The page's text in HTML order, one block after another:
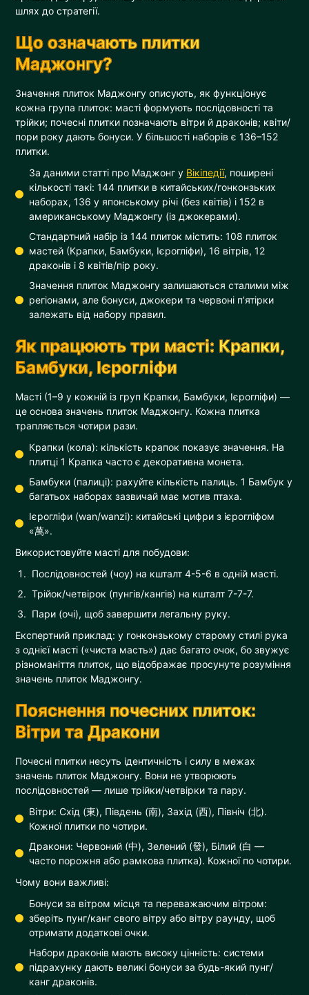
шлях до стратегії.
Що означають плитки
Маджонгу?
Значення плиток Маджонгу описують, як функціонує
кожна група плиток: масті формують послідовності та
трійки; почесні плитки позначають вітри й драконів; квіти/
пори року дають бонуси. У більшості наборів є 136–152
плитки.
За даними статті про Маджонг у Вікіпедії, поширені
кількості такі: 144 плитки в китайських/гонконзьких
наборах, 136 у японському річі (без квітів) і 152 в
американському Маджонгу (із джокерами).
Стандартний набір із 144 плиток містить: 108 плиток
мастей (Крапки, Бамбуки, Ієрогліфи), 16 вітрів, 12
драконів і 8 квітів/пір року.
Значення плиток Маджонгу залишаються сталими між
регіонами, але бонуси, джокери та червоні п’ятірки
залежать від набору правил.
Як працюють три масті: Крапки,
Бамбуки, Ієрогліфи
Масті (1–9 у кожній із груп Крапки, Бамбуки, Ієрогліфи) —
це основа значень плиток Маджонгу. Кожна плитка
трапляється чотири рази.
Крапки (кола): кількість крапок показує значення. На
плитці 1 Крапка часто є декоративна монета.
Бамбуки (палиці): рахуйте кількість палиць. 1 Бамбук у
багатьох наборах зазвичай має мотив птаха.
Ієрогліфи (wan/wanzi): китайські цифри з ієрогліфом
«萬».
Використовуйте масті для побудови:
Послідовностей (чоу) на кшталт 4-5-6 в одній масті.
Трійок/четвірок (пунгів/кангів) на кшталт 7-7-7.
Пари (очі), щоб завершити легальну руку.
Експертний приклад: у гонконзькому старому стилі рука
з однієї масті («чиста масть») дає багато очок, бо звужує
різноманіття плиток, що відображає просунуте розуміння
значень плиток Маджонгу.
Пояснення почесних плиток:
Вітри та Дракони
Почесні плитки несуть ідентичність і силу в межах
значень плиток Маджонгу. Вони не утворюють
послідовностей — лише трійки/четвірки та пару.
Вітри: Схід (東), Південь (南), Захід (西), Північ (北).
Кожної плитки по чотири.
Дракони: Червоний (中), Зелений (發), Білий (白 —
часто порожня або рамкова плитка). Кожної по чотири.
Чому вони важливі:
Бонуси за вітром місця та переважаючим вітром:
зберіть пунг/канг свого вітру або вітру раунду, щоб
отримати додаткові очки.
Набори драконів мають високу цінність: системи
підрахунку дають великі бонуси за будь-який пунг/
канг драконів.